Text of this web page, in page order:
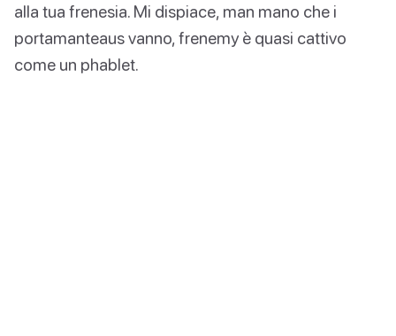
alla tua frenesia. Mi dispiace, man mano che i
portamanteaus vanno, frenemy è quasi cattivo
come un phablet.